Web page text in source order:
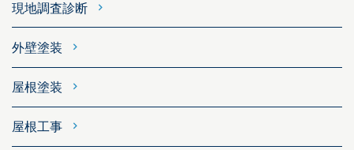
現地調査診断
外壁塗装
屋根塗装
屋根工事